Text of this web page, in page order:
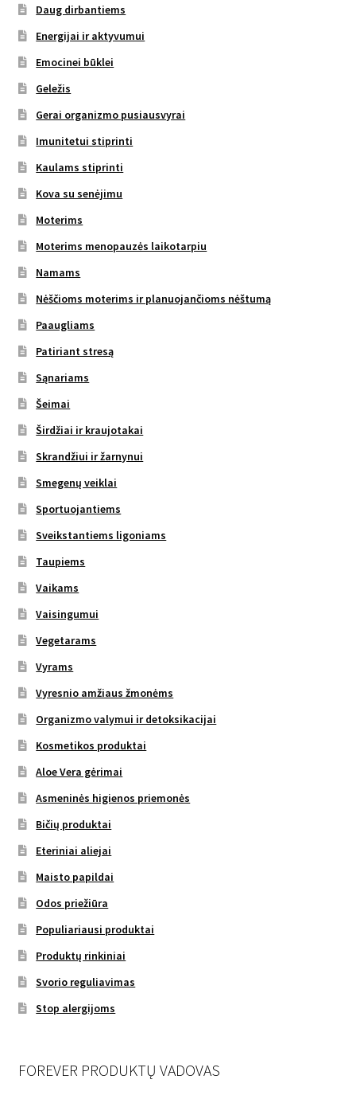
Daug dirbantiems
Energijai ir aktyvumui
Emocinei būklei
Geležis
Gerai organizmo pusiausvyrai
Imunitetui stiprinti
Kaulams stiprinti
Kova su senėjimu
Moterims
Moterims menopauzės laikotarpiu
Namams
Nėščioms moterims ir planuojančioms nėštumą
Paaugliams
Patiriant stresą
Sąnariams
Šeimai
Širdžiai ir kraujotakai
Skrandžiui ir žarnynui
Smegenų veiklai
Sportuojantiems
Sveikstantiems ligoniams
Taupiems
Vaikams
Vaisingumui
Vegetarams
Vyrams
Vyresnio amžiaus žmonėms
Organizmo valymui ir detoksikacijai
Kosmetikos produktai
Aloe Vera gėrimai
Asmeninės higienos priemonės
Bičių produktai
Eteriniai aliejai
Maisto papildai
Odos priežiūra
Populiariausi produktai
Produktų rinkiniai
Svorio reguliavimas
Stop alergijoms
FOREVER PRODUKTŲ VADOVAS